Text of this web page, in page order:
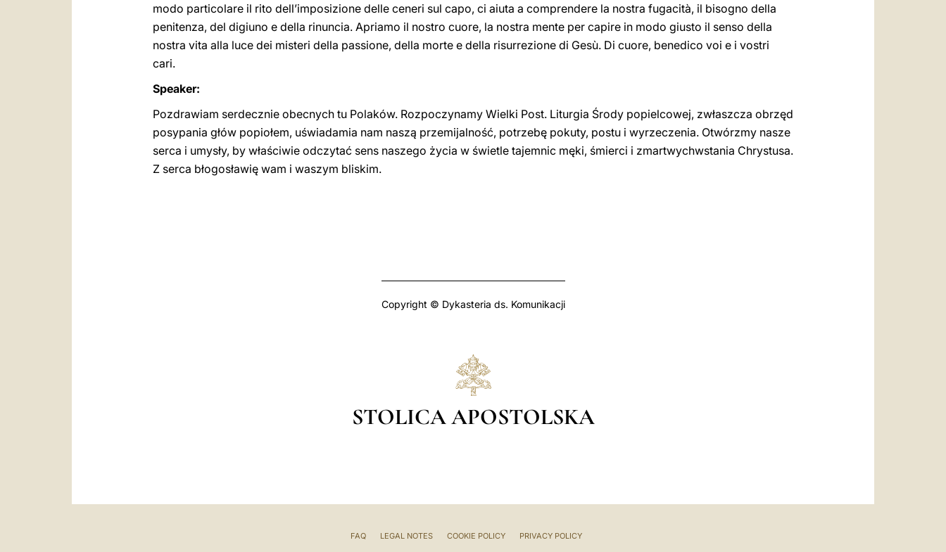
modo particolare il rito dell’imposizione delle ceneri sul capo, ci aiuta a comprendere la nostra fugacità, il bisogno della
penitenza, del digiuno e della rinuncia. Apriamo il nostro cuore, la nostra mente per capire in modo giusto il senso della
nostra vita alla luce dei misteri della passione, della morte e della risurrezione di Gesù. Di cuore, benedico voi e i vostri
cari.
Speaker:
Pozdrawiam serdecznie obecnych tu Polaków. Rozpoczynamy Wielki Post. Liturgia Środy popielcowej, zwłaszcza obrzęd
posypania głów popiołem, uświadamia nam naszą przemijalność, potrzebę pokuty, postu i wyrzeczenia. Otwórzmy nasze
serca i umysły, by właściwie odczytać sens naszego życia w świetle tajemnic męki, śmierci i zmartwychwstania Chrystusa.
Z serca błogosławię wam i waszym bliskim.
Copyright © Dykasteria ds. Komunikacji
STOLICA APOSTOLSKA
FAQ LEGAL NOTES COOKIE POLICY PRIVACY POLICY